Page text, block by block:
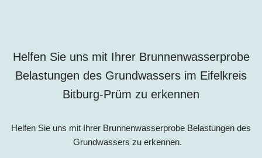
Helfen Sie uns mit Ihrer Brunnenwasserprobe
Belastungen des Grundwassers im Eifelkreis
Bitburg-Prüm zu erkennen
Helfen Sie uns mit Ihrer Brunnenwasserprobe Belastungen des
Grundwassers zu erkennen.